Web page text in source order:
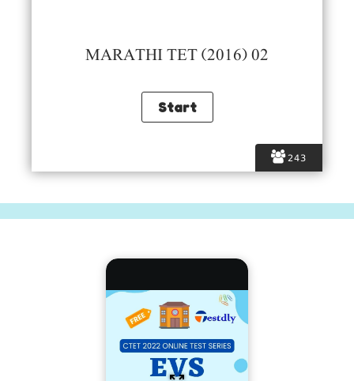
243
MARATHI TET (2016) 02